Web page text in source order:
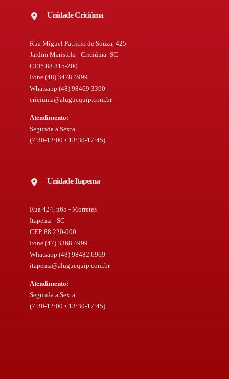
Unidade Criciúma
Rua Miguel Patrício de Souza, 425
Jardim Maristela - Criciúma -SC
CEP: 88.815-200
Fone (48) 3478.4999
Whatsapp (48) 98469 3390
criciuma@aluguequip.com.br
Atendimento:
Segunda a Sexta
(7:30-12:00 • 13:30-17:45)
Unidade Itapema
Rua 424, n65 - Morretes
Itapema - SC
CEP:88.220-000
Fone (47) 3368.4999
Whatsapp (48) 98482.6969
itapema@aluguequip.com.br
Atendimento:
Segunda a Sexta
(7:30-12:00 • 13:30-17:45)